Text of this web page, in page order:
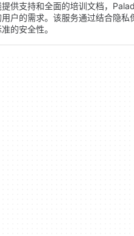
供支持和全面的培训文档，
户的需求。该服务通过结合隐
的安全性。